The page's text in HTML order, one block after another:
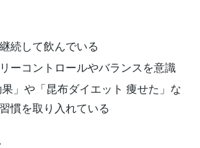
続して飲んでいる
ーコントロールやバランスを意識
果」や「昆布ダイエット 痩せた」な
慣を取り入れている